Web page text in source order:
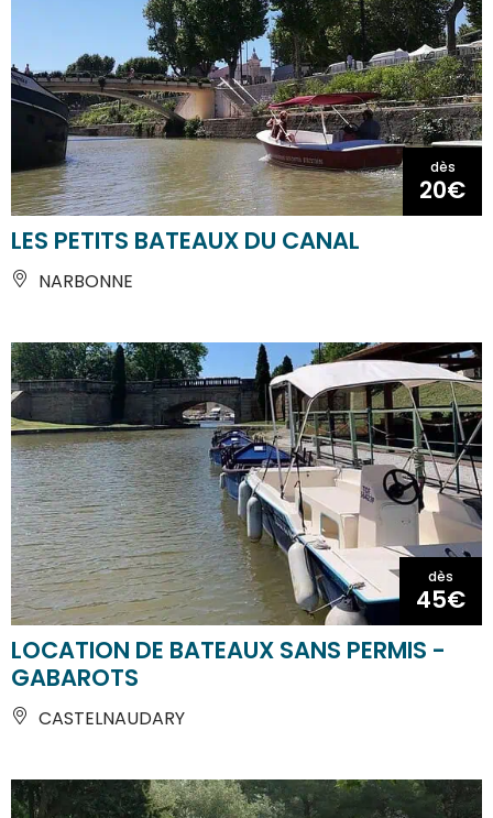
dès
20€
LES PETITS BATEAUX DU CANAL
NARBONNE
dès
45€
LOCATION DE BATEAUX SANS PERMIS -
GABAROTS
CASTELNAUDARY